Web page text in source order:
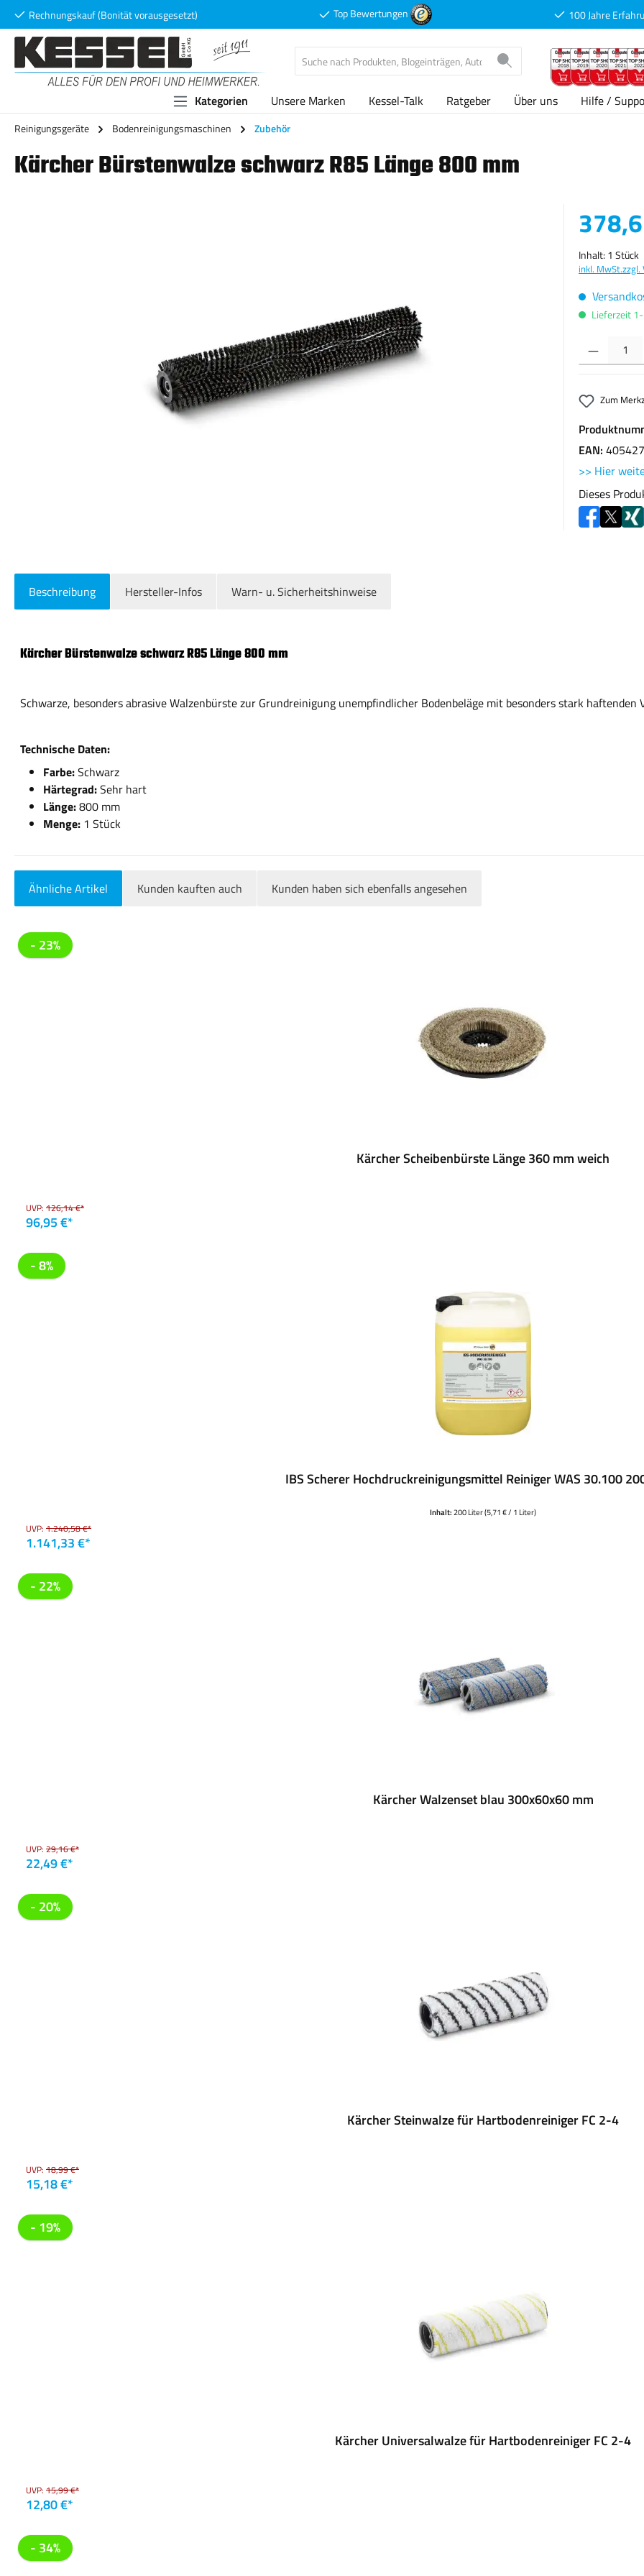
Hauptinhalt springen
Zur Suche springen
Zur Hauptnavigation springen
Rechnungskauf (Bonität vorausgesetzt) Top Bewertungen 100 Jahre
Kategorien Unsere Marken Kessel-Talk Ratgeber Über uns Hilfe /
Reinigungsgeräte Bodenreinigungsmaschinen Zubehör
Kärcher Bürstenwalze schwarz R85 Länge 800 mm
Inhalt: 1 Stück
inkl. MwSt.zzgl.
Lieferzeit
Produkt Anzahl:
Zum
EAN:
>> Hier
Dieses
Beschreibung Hersteller-Infos Warn- u. Sicherheitshinweise
Kärcher Bürstenwalze schwarz R85 Länge 800 mm
Schwarze, besonders abrasive Walzenbürste zur Grundreinigung unempfindlicher Bodenbeläge mit besonders stark haftenden
Technische Daten:
Farbe:Schwarz
Härtegrad:Sehr hart
Länge:800 mm
Menge: 1 Stück
Ähnliche Artikel Kunden kauften auch Kunden haben sich ebenfalls angesehen
Produktgalerie überspringen
- 23%
Kärcher Scheibenbürste Länge 360 mm weich
UVP: 126,14 €*
96,95 €*
- 8%
IBS Scherer Hochdruckreinigungsmittel Reiniger WAS 30.100
Inhalt:200 Liter(5,71 € / 1 Liter)
UVP: 1.240,58 €*
1.141,33 €*
- 22%
Kärcher Walzenset blau 300x60x60 mm
UVP: 29,16 €*
22,49 €*
- 20%
Kärcher Steinwalze für Hartbodenreiniger FC 2-4
UVP: 18,99 €*
15,18 €*
- 19%
Kärcher Universalwalze für Hartbodenreiniger FC 2-4
UVP: 15,99 €*
12,80 €*
- 34%